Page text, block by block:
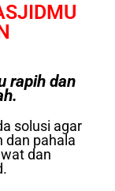
rapih dan
solusi agar
dan pahala
dan